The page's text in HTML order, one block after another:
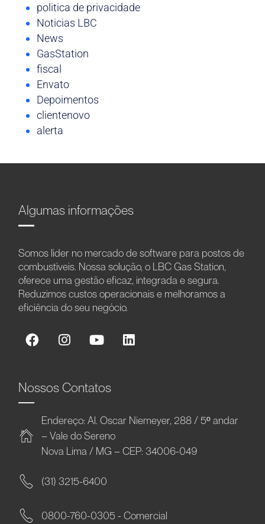
politica de privacidade
Noticias LBC
News
GasStation
fiscal
Envato
Depoimentos
clientenovo
alerta
Algumas informações
Somos líder no mercado de software para postos de
combustíveis. Nossa solução, o LBC Gas Station,
oferece uma gestão eficaz, integrada e segura.
Reduzimos custos operacionais e melhoramos a
eficiência do seu negócio.
Nossos Contatos
Endereço: Al. Oscar Niemeyer, 288 / 5º andar
– Vale do Sereno
Nova Lima / MG – CEP: 34006-049
(31) 3215-6400
0800-760-0305 - Comercial